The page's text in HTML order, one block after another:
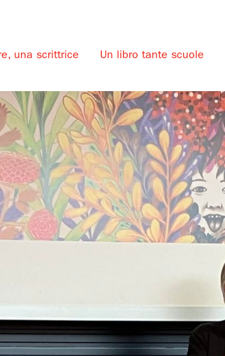
una scrittrice Un libro tante scuole